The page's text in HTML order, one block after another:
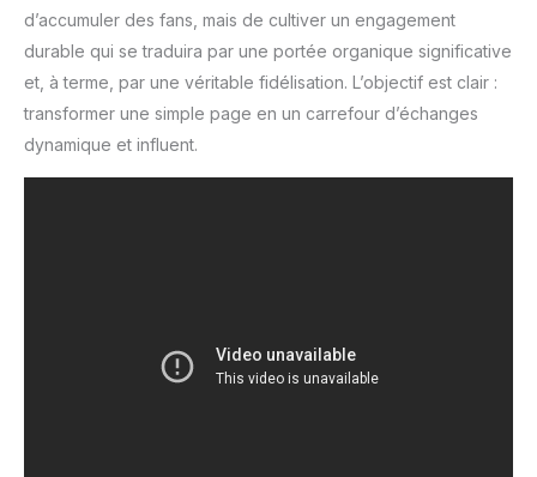
d’accumuler des fans, mais de cultiver un engagement
durable qui se traduira par une portée organique significative
et, à terme, par une véritable fidélisation. L’objectif est clair :
transformer une simple page en un carrefour d’échanges
dynamique et influent.